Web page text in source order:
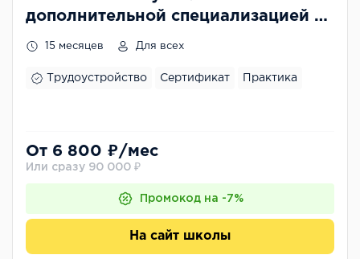
дополнительной специализацией в
15 месяцев Для всех
Трудоустройство Сертификат Практика
От 6 800 ₽/мес
Или сразу 90 000 ₽
Промокод на -7%
На сайт школы